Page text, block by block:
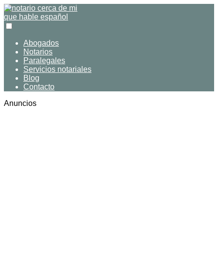
Abogados
Notarios
Paralegales
Servicios notariales
Blog
Contacto
Anuncios